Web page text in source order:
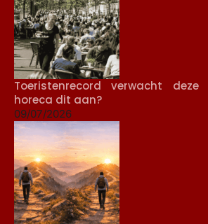
Toeristenrecord verwacht
horeca dit aan?
09/07/2026